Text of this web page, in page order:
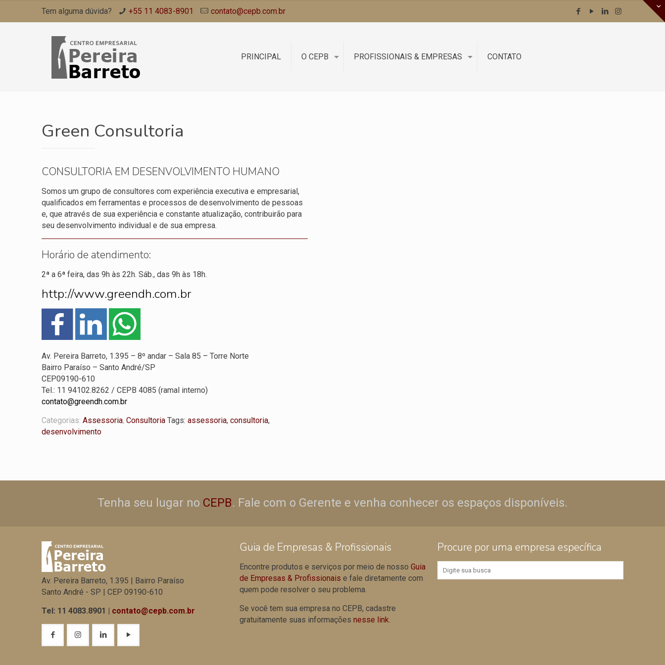
Tem alguma dúvida? +55 11 4083-8901 contato@cepb.com.br
PRINCIPAL O CEPB PROFISSIONAIS & EMPRESAS CONTATO
Green Consultoria
CONSULTORIA EM DESENVOLVIMENTO HUMANO
Somos um grupo de consultores com experiência executiva e empresarial,
qualificados em ferramentas e processos de desenvolvimento de pessoas
e, que através de sua experiência e constante atualização, contribuirão para
seu desenvolvimento individual e de sua empresa.
Horário de atendimento:
2ª a 6ª feira, das 9h às 22h. Sáb., das 9h às 18h.
http://www.greendh.com.br
Av. Pereira Barreto, 1.395 – 8º andar – Sala 85 – Torre Norte
Bairro Paraíso – Santo André/SP
CEP09190-610
Tel.: 11 94102.8262 / CEPB 4085 (ramal interno)
contato@greendh.com.br
Categorias: Assessoria, Consultoria Tags: assessoria, consultoria,
desenvolvimento
Tenha seu lugar no CEPB. Fale com o Gerente e venha conhecer os espaços disponíveis.
Av. Pereira Barreto, 1.395 | Bairro Paraíso
Santo André - SP | CEP 09190-610
Tel: 11 4083.8901 | contato@cepb.com.br
Guia de Empresas & Profissionais
Encontre produtos e serviços por meio de nosso Guia
de Empresas & Profissionais e fale diretamente com
quem pode resolver o seu problema.
Se você tem sua empresa no CEPB, cadastre
gratuitamente suas informações nesse link.
Procure por uma empresa específica